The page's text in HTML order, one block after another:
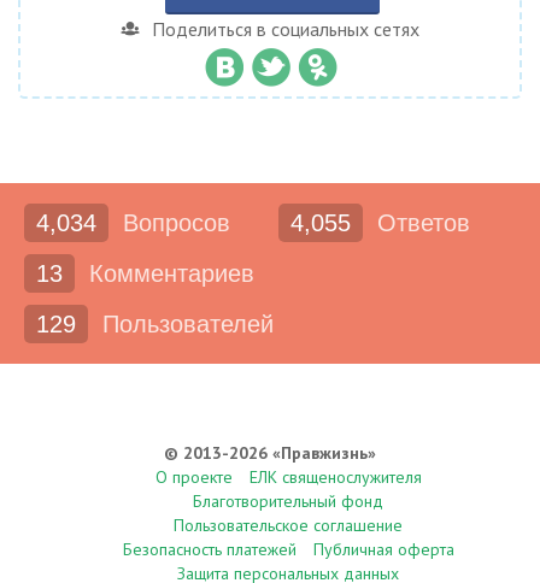
Поделиться в социальных сетях
4,034 Вопросов 4,055
Ответов
13
Комментариев
129
Пользователей
© 2013-2026 «Правжизнь»
О проекте
ЕЛК священослужителя
Благотворительный фонд
Пользовательское соглашение
Безопасность платежей
Публичная оферта
Защита персональных данных